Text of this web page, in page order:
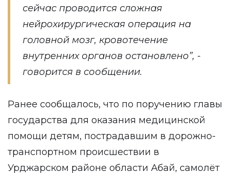
сейчас проводится сложная
нейрохирургическая операция на
головной мозг, кровотечение
внутренних органов остановлено”, -
говорится в сообщении.
Ранее сообщалось, что по поручению главы
государства для оказания медицинской
помощи детям, пострадавшим в дорожно-
транспортном происшествии в
Урджарском районе области Абай, самолёт